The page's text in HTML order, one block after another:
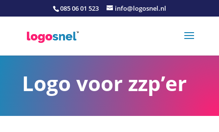
085 06 01 523 info@logosnel.nl
Logo voor zzp’er